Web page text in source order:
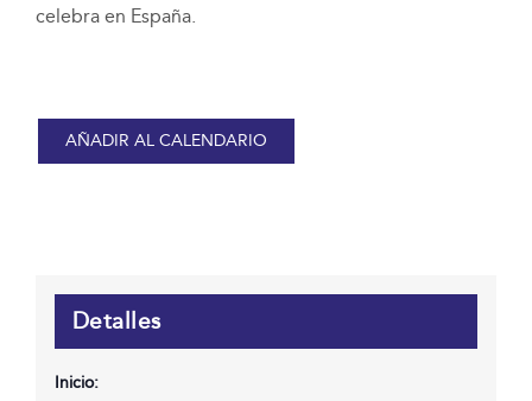
celebra en España.
AÑADIR AL CALENDARIO
Detalles
Inicio: